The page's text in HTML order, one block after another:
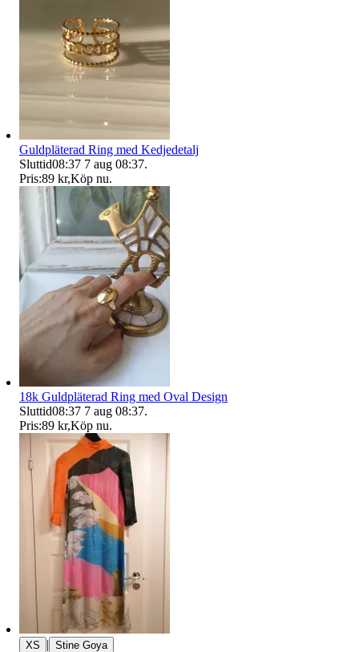
Guldpläterad Ring med Kedjedetalj
Sluttid08:37 7 aug 08:37.
Pris:89 kr,Köp nu.
18k Guldpläterad Ring med Oval Design
Sluttid08:37 7 aug 08:37.
Pris:89 kr,Köp nu.
XS | Stine Goya